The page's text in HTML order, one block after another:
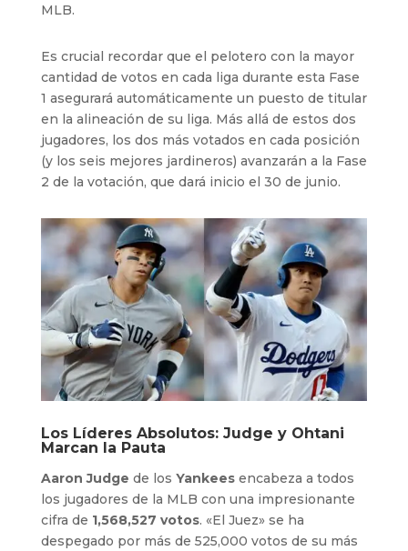
MLB.
Es crucial recordar que el pelotero con la mayor
cantidad de votos en cada liga durante esta Fase
1 asegurará automáticamente un puesto de titular
en la alineación de su liga. Más allá de estos dos
jugadores, los dos más votados en cada posición
(y los seis mejores jardineros) avanzarán a la Fase
2 de la votación, que dará inicio el 30 de junio.
Los Líderes Absolutos: Judge y Ohtani
Marcan la Pauta
Aaron Judge de los Yankeesencabeza a todos
los jugadores de la MLB con una impresionante
cifra de 1,568,527 votos. «El Juez» se ha
despegado por más de 525,000 votos de su más